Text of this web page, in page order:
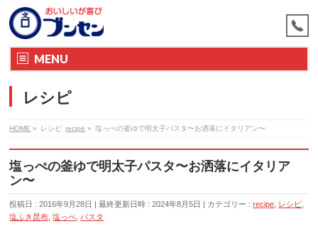
MENU
レシピ
HOME » レシピ recipe » 塩っぺの釜ゆで明太子パスタ〜お洒落にイタリアン〜
塩っぺの釜ゆで明太子パスタ〜お洒落にイタリア
ン〜
投稿日 : 2016年9月28日 最終更新日時 : 2024年8月5日 カテゴリー :recipe レシピ
塩ふき昆布 ,塩っぺ パスタ